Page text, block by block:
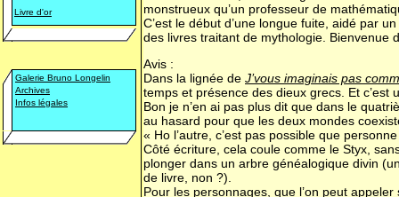
Livre d'or
Galerie Bruno Longelin
Archives
Infos légales
monstrueux qu’un professeur de
C’est le début d’une longue fuite, aidé par
des livres traitant de mythologie. Bienvenue
Avis :
Dans la lignée de J’vous imaginais pas
temps et présence des dieux grecs. Et c’est
Bon je n’en ai pas plus dit que dans le
au hasard pour que les deux mondes
« Ho l’autre, c’est pas possible que
Côté écriture, cela coule comme le Styx,
plonger dans un arbre généalogique divin
de livre, non ?).
Pour les personnages, que l’on peut